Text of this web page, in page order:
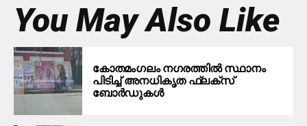
You May Also Like
കോതമംഗലം നഗരത്തിൽ സ്ഥാനം
പിടിച്ച് അനധികൃത ഫ്ലക്സ്
ബോർഡുകൾ